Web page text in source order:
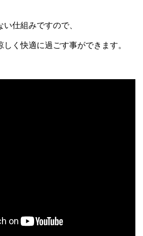
仕組みですので、
く快適に過ごす事ができます。